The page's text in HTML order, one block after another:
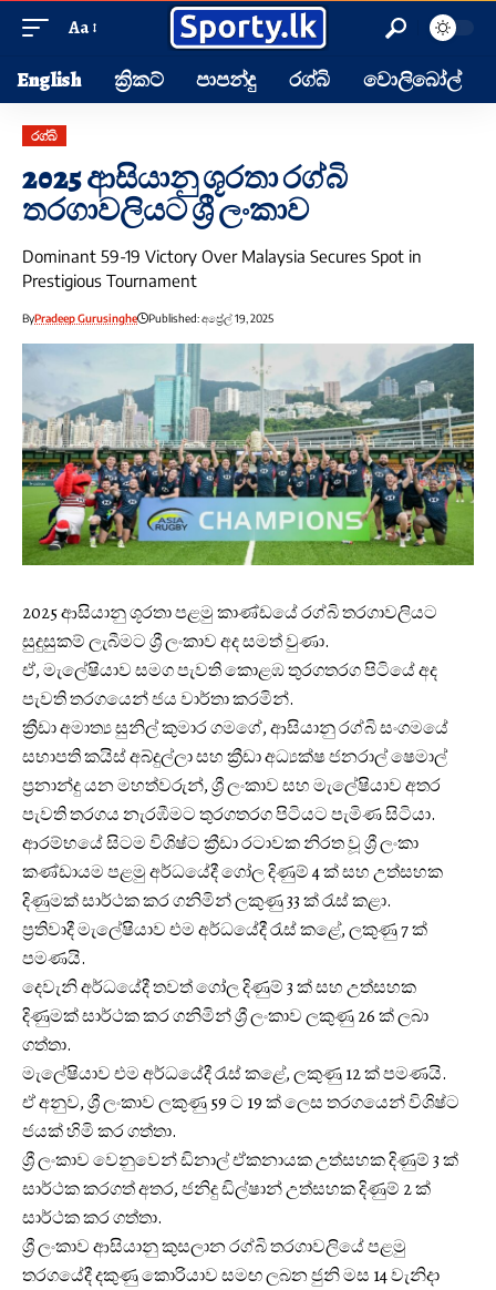
Aa
English ක්‍රිකට් පාපන්දු රග්බි වොලිබෝල්
රග්බි
2025 ආසියානු ශූරතා රග්බි
තරගාවලියට ශ්‍රී ලංකාව
Dominant 59-19 Victory Over Malaysia Secures Spot in
Prestigious Tournament
ByPradeep Gurusinghe Published: අප්‍රේල් 19, 2025
2025 ආසියානු ශූරතා පළමු කාණ්ඩයේ රග්බි තරගාවලියට
සුදුසුකම් ලැබීමට ශ්‍රී ලංකාව අද සමත් වුණා.
ඒ, මැලේෂියා‍ව සමග පැවති කොළඹ තුරගතරග පිටියේ අද
පැවති තරගයෙන් ජය වාර්තා කරමින්.
ක්‍රීඩා අමාත්‍ය සුනිල් කුමාර ගමගේ, ආසියානු රග්බි සංගමයේ
සභාපති කයිස් අබ්දුල්ලා සහ ක්‍රීඩා අධ්‍යක්ෂ ජනරාල් ෂෙමාල්
ප්‍රනාන්දු යන මහත්වරුන්, ශ්‍රී ලංකාව සහ මැලේෂියාව අතර
පැවති තරගය නැරඹීමට තුරගතරග පිටියට පැමිණ සිටියා.
ආරම්භයේ සිටම විශිෂ්ට ක්‍රීඩා රටාවක නිරත වූ ශ්‍රී ලංකා
කණ්ඩායම පළමු අර්ධයේදී ගෝල දිණුම් 4 ක් සහ උත්සහක
දිණුමක් සාර්ථක කර ගනිමින් ලකුණු 33 ක් රැස් කළා.
ප්‍රතිවාදී මැලේෂියාව එම අර්ධයේදී රැස් කළේ, ලකුණු 7 ක්
පමණයි.
දෙවැනි අර්ධයේදී තවත් ගෝල දිණුම් 3 ක් සහ උත්සහක
දිණුමක් සාර්ථක කර ගනිමින් ශ්‍රී ලංකාව ලකුණු 26 ක් ලබා
ගත්තා.
මැලේෂියාව එම අර්ධයේදී රැස් කළේ, ලකුණු 12 ක් පමණයි.
ඒ අනුව, ශ්‍රී ලංකාව ලකුණු 59 ට 19 ක් ලෙස තරගයෙන් විශිෂ්ට
ජයක් හිමි කර ගත්තා.
ශ්‍රී ලංකාව වෙනුවෙන් ඩිනාල් ඒකනායක උත්සහක දිණුම් 3 ක්
සාර්ථක කරගත් අතර, ජනිදු ඩිල්ෂාන් උත්සහක දිණුම් 2 ක්
සාර්ථක කර ගත්තා.
ශ්‍රී ලංකාව ආසියානු කුසලාන රග්බි තරගාවලියේ පළමු
තරගයේදී දකුණු කොරියාව සමඟ ලබන ජුනි මස 14 වැනිදා